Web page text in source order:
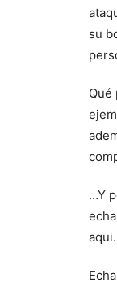
su
Qué
…Y
aqui.